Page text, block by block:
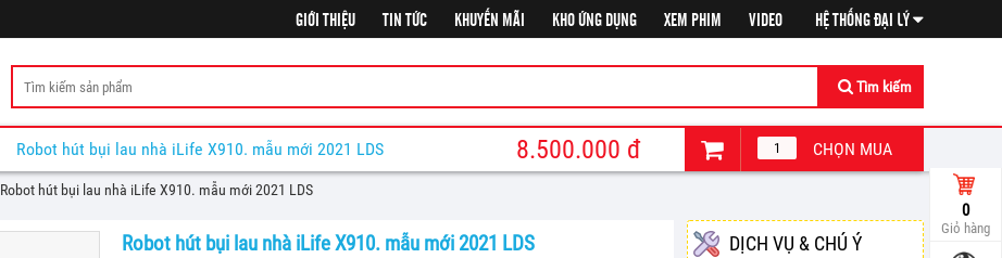
GIỚI THIỆU TIN TỨC KHUYẾN MÃI KHO ỨNG DỤNG XEM PHIM VIDEO HỆ THỐNG ĐẠI LÝ
Tìm kiếm
Robot hút bụi lau nhà iLife X910. mẫu mới 2021 LDS 8.500.000 đ CHỌN MUA
0
Giỏ hàng
Robot hút bụi lau nhà iLife X910. mẫu mới 2021 LDS
Robot hút bụi lau nhà iLife X910. mẫu mới 2021 LDS DỊCH VỤ & CHÚ Ý